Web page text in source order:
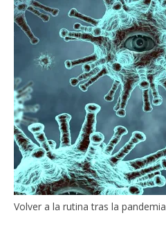
Volver a la rutina tras la pandemia